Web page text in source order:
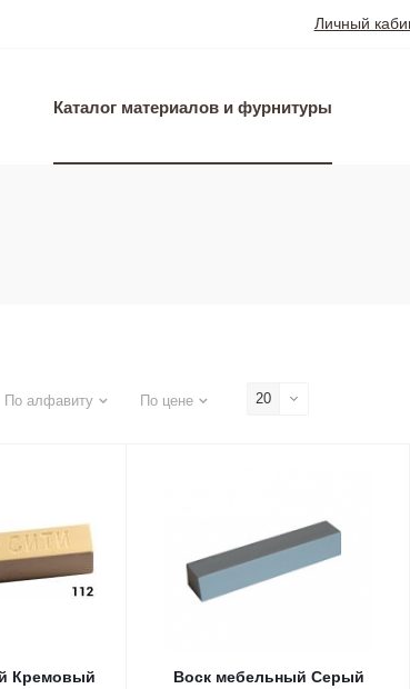
Личный
Каталог материалов и фурнитуры
По алфавиту По цене 20
Кремовый
Воск мебельный Серый